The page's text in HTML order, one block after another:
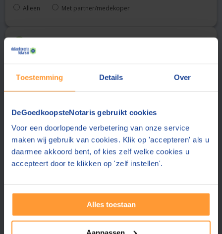
Toestemming Details Over
DeGoedkoopsteNotaris gebruikt cookies
Voor een doorlopende verbetering van onze service
maken wij gebruik van cookies. Klik op 'accepteren' als u
daarmee akkoord bent, of kies zelf welke cookies u
accepteert door te klikken op 'zelf instellen'.
Alles toestaan
Alleen
Met partner/medekoper
De notaris stuurt de offerte aan dit e-mailadres
Telefoonnummer
Postcode
Plaats